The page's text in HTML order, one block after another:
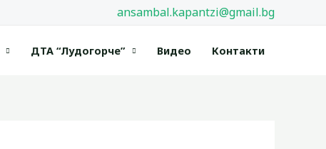
ansambal.kapantzi@gmail.bg
ДТА “Лудогорче” Видео Контакти